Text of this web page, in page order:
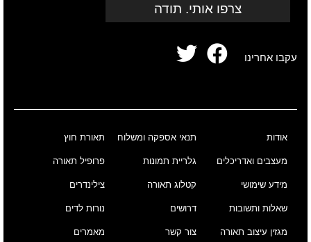
צרפו אותי. תודה
עקבו אחרינו
אודות
מעצבים ואדריכלים
מידע שימושי
שאלות ותשובות
מגזין עיצוב תאורה
תנאי אספקה ומשלוח
גלריית תמונות
קטלוג תאורה
דרושים
צור קשר
תאורת חוץ
פרופיל תאורה
צילינדרים
נורות לדים
מאמרים